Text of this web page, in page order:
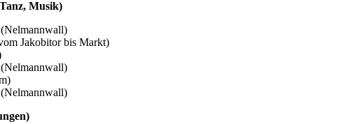
Musik)
Jakobitor bis Markt)